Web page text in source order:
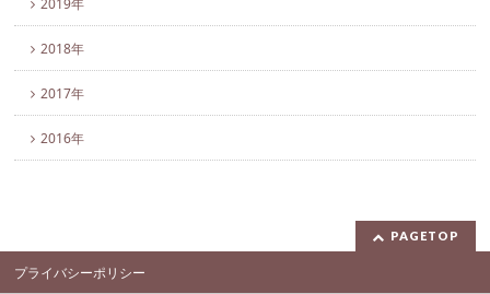
2019年
2018年
2017年
2016年
PAGETOP
プライバシーポリシー